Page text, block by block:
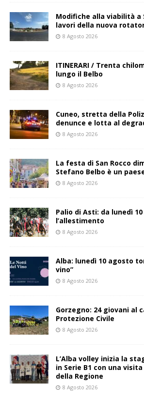
Modifiche alla viabilità a
lavori della nuova
8 Agosto 2026
ITINERARI / Trenta
lungo il Belbo
8 Agosto 2026
Cuneo, stretta della
denunce e lotta al
8 Agosto 2026
La festa di San Rocco
Stefano Belbo è un
8 Agosto 2026
Palio di Asti: da lunedì
l’allestimento
8 Agosto 2026
Alba: lunedì 10 agosto
vino”
8 Agosto 2026
Gorzegno: 24 giovani al
Protezione Civile
8 Agosto 2026
L’Alba volley inizia la
in Serie B1 con una
della Regione
8 Agosto 2026